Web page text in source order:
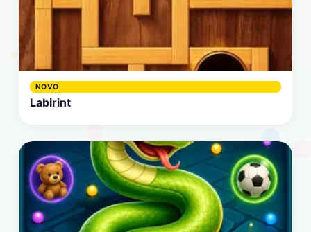
NOVO
Labirint